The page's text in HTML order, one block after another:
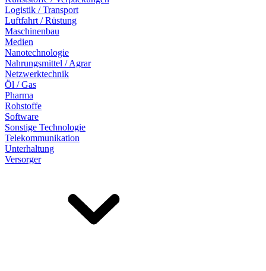
Logistik / Transport
Luftfahrt / Rüstung
Maschinenbau
Medien
Nanotechnologie
Nahrungsmittel / Agrar
Netzwerktechnik
Öl / Gas
Pharma
Rohstoffe
Software
Sonstige Technologie
Telekommunikation
Unterhaltung
Versorger